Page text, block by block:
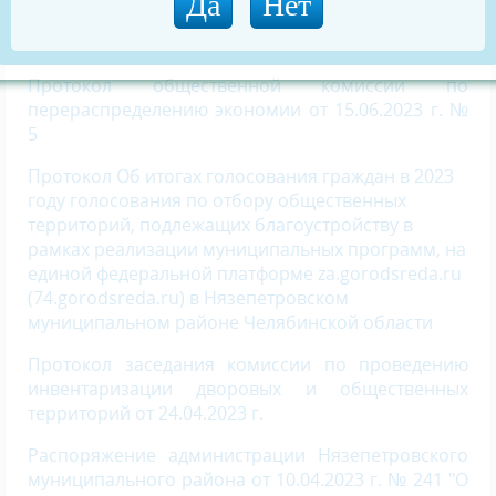
современной городской среды в Нязепетровском
Протокол общественной комиссии по
перераспределению экономии от 15.06.2023 г. №
5
Протокол Об итогах голосования граждан в 2023
году голосования по отбору общественных
территорий, подлежащих благоустройству в
рамках реализации муниципальных программ, на
единой федеральной платформе za.gorodsreda.ru
(74.gorodsreda.ru) в Нязепетровском
муниципальном районе Челябинской области
Протокол заседания комиссии по проведению
инвентаризации дворовых и общественных
территорий от 24.04.2023 г.
Распоряжение администрации Нязепетровского
муниципального района от 10.04.2023 г. № 241 "О